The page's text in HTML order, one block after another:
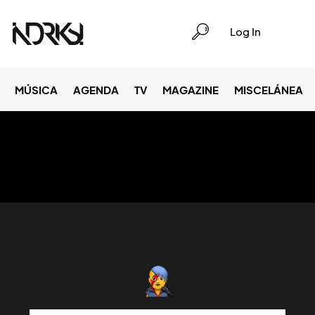
Log In
MÚSICA AGENDA TV MAGAZINE MISCELÁNEA